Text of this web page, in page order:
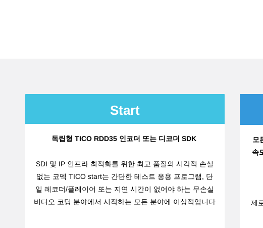
Start
독립형 TICO RDD35 인코더 또는 디코더 SDK
SDI 및 IP 인프라 최적화를 위한 최고 품질의 시각적 손실
없는 코덱 TICO start는 간단한 테스트 응용 프로그램, 단
일 레코더/플레이어 또는 지연 시간이 없어야 하는 무손실
비디오 코딩 분야에서 시작하는 모든 분야에 이상적입니다
모
속
제